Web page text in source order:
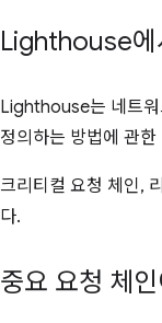
Lighthouse에
Lighthouse는 네트워
정의하는 방법에 관
크리티컬 요청 체인,
다.
중요 요청 체